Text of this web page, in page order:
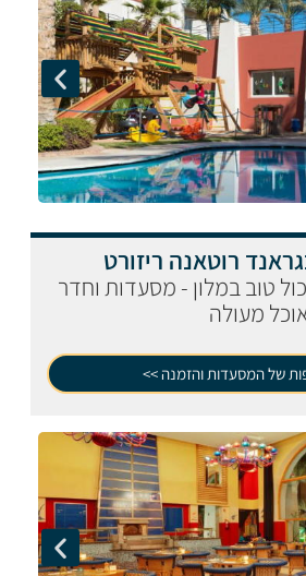
רוטאנה ריזורט
טוב במלון - מסעדות וחדר
מעולה
של המסעדות והזמנה >>